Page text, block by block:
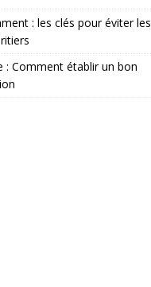
: les clés pour éviter les
: Comment établir un bon